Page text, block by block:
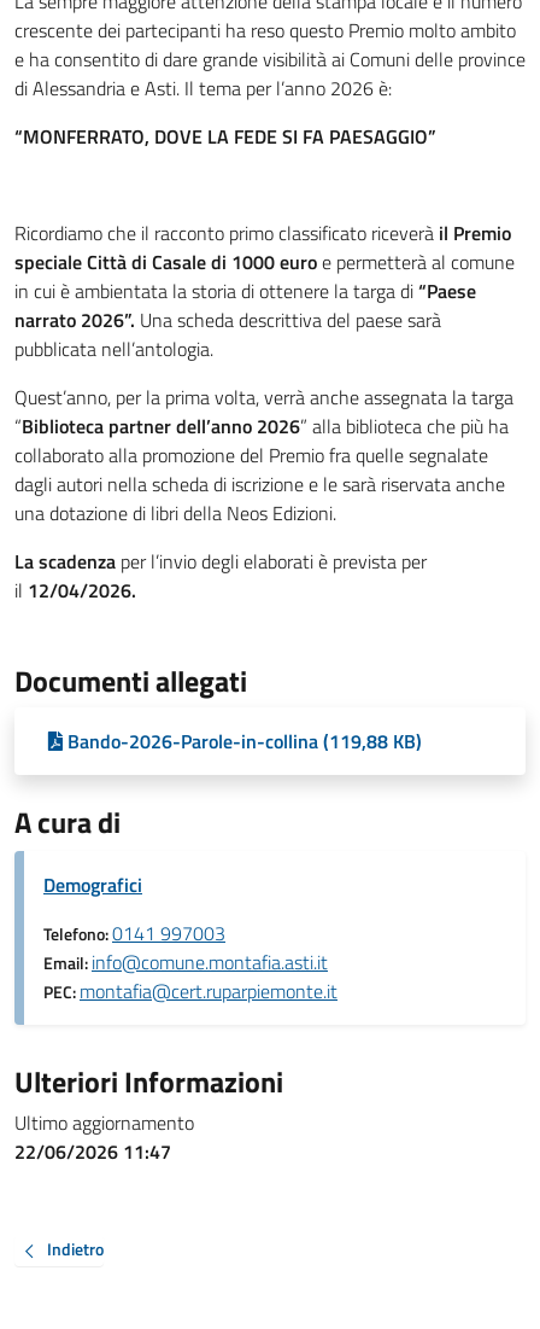
crescente dei partecipanti ha reso questo Premio molto ambito
e ha consentito di dare grande visibilità ai Comuni delle province
di Alessandria e Asti. Il tema per l’anno 2026 è:
“MONFERRATO, DOVE LA FEDE SI FA PAESAGGIO”
Ricordiamo che il racconto primo classificato riceverà il Premio
speciale Città di Casale di 1000 euroe permetterà al comune
in cui è ambientata la storia di ottenere la targa di“Paese
narrato 2026”. Una scheda descrittiva del paese sarà
pubblicata nell’antologia.
Quest’anno, per la prima volta, verrà anche assegnata la targa
“Biblioteca partner dell’anno 2026” alla biblioteca che più ha
collaborato alla promozione del Premio fra quelle segnalate
dagli autori nella scheda di iscrizione e le sarà riservata anche
una dotazione di libri della Neos Edizioni.
La scadenza per l’invio degli elaborati è prevista per
il 12/04/2026.
Documenti allegati
Bando-2026-Parole-in-collina (119,88 KB)
A cura di
Demografici
Telefono:0141 997003
Email:info@comune.montafia.asti.it
PEC:montafia@cert.ruparpiemonte.it
Ulteriori Informazioni
Ultimo aggiornamento
22/06/2026 11:47
Indietro